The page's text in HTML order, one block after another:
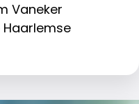
Vaneker